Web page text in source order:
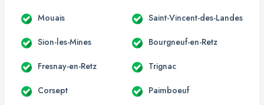
Mouais Saint-Vincent-des-Landes
Sion-les-Mines Bourgneuf-en-Retz
Fresnay-en-Retz Trignac
Corsept Paimboeuf